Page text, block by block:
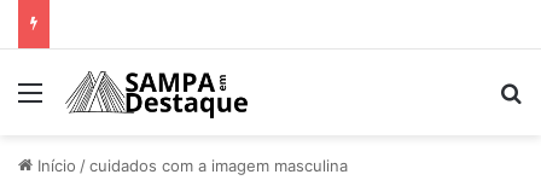
Menu
Início /cuidados com a imagem masculina